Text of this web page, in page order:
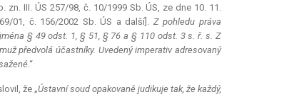
zn. III. ÚS 257/98, č. 10/1999 Sb. ÚS, ze dne 10. 11.
01, č. 156/2002 Sb. ÚS a další]. Z pohledu práva
§ 49 odst. 1, § 51, § 76 a § 110 odst. 3 s. ř. s. Z
předvolá účastníky. Uvedený imperativ adresovaný
.“
že „Ústavní soud opakovaně judikuje tak, že každý,